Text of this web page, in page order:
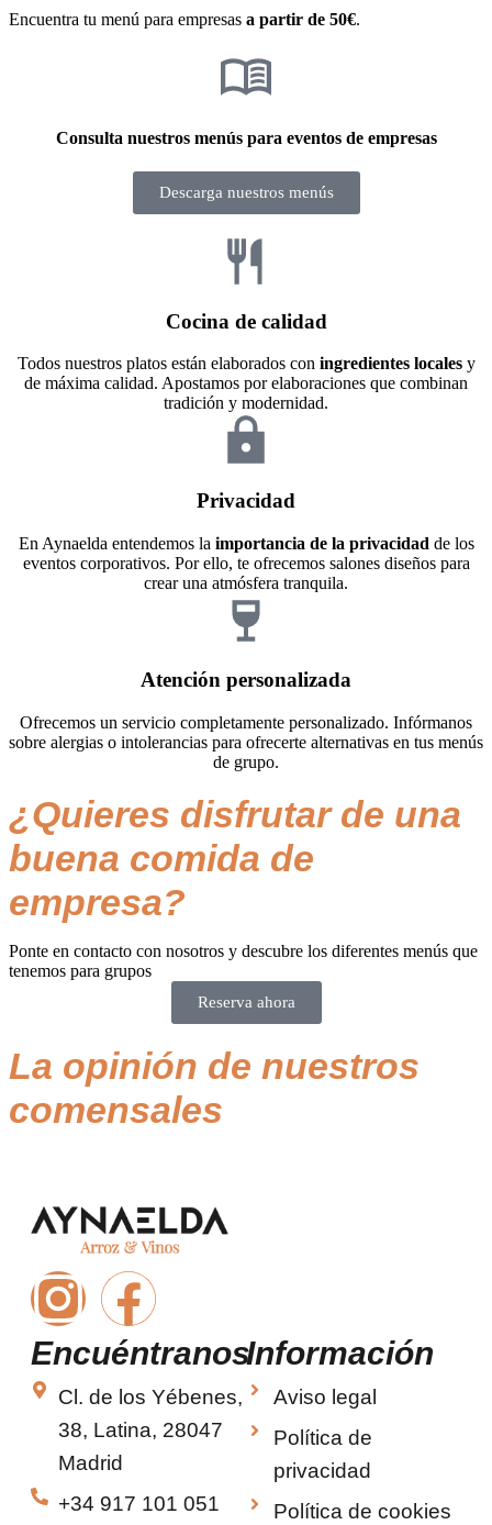
Encuentra tu menú para empresas a partir de 50€.
Consulta nuestros menús para eventos de empresas
Descarga nuestros menús
Cocina de calidad
Todos nuestros platos están elaborados con ingredientes localesy
de máxima calidad. Apostamos por elaboraciones que combinan
tradición y modernidad.
Privacidad
En Aynaelda entendemos la importancia de la privacidad de los
eventos corporativos. Por ello, te ofrecemos salones diseños para
crear una atmósfera tranquila.
Atención personalizada
Ofrecemos un servicio completamente personalizado. Infórmanos
sobre alergias o intolerancias para ofrecerte alternativas en tus menús
de grupo.
¿Quieres disfrutar de una
buena comida de
empresa?
Ponte en contacto con nosotros y descubre los diferentes menús que
tenemos para grupos
Reserva ahora
La opinión de nuestros
comensales
Encuéntranos
Cl. de los Yébenes,
38, Latina, 28047
Madrid
+34 917 101 051
Información
Aviso legal
Política de
privacidad
Política de cookies